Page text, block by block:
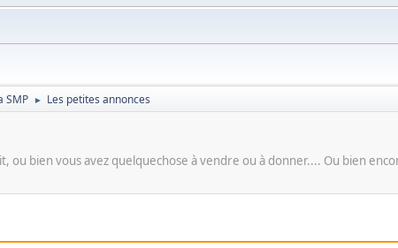
SMP ► Les petites annonces
ou bien vous avez quelquechose à vendre ou à donner.... Ou bien